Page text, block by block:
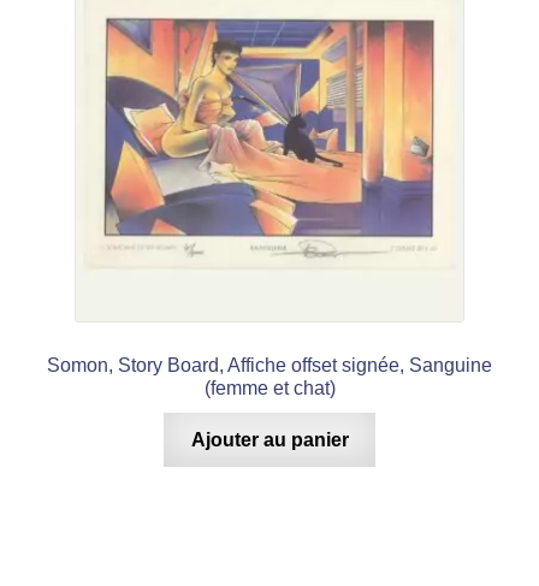
Somon, Story Board, Affiche offset signée, Sanguine
(femme et chat)
Ajouter au panier